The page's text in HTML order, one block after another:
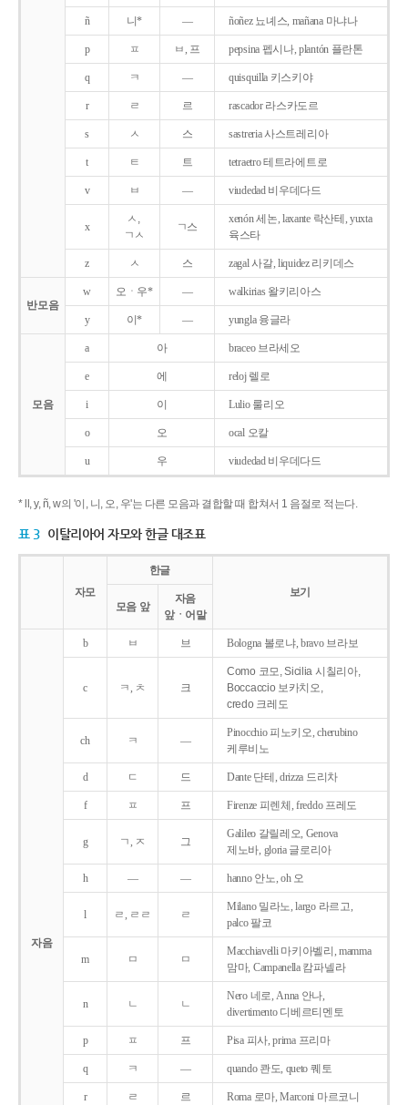
ñ 니* ― ñoñez 뇨녜스, mañana 마냐나
p ㅍ ㅂ, 프 pepsina 펩시나, plantón 플란톤
q ㅋ ― quisquilla 키스키야
r ㄹ 르 rascador 라스카도르
s ㅅ 스 sastreria 사스트레리아
t ㅌ 트 tetraetro 테트라에트로
v ㅂ ― viudedad 비우데다드
x
ㅅ,
ㄱㅅ
ㄱ스
xenón 세논, laxante 락산테, yuxta
육스타
z ㅅ 스 zagal 사갈, liquidez 리키데스
반모음
w 오ㆍ우* ― walkirias 왈키리아스
y 이* ― yungla 융글라
모음
a 아 braceo 브라세오
e 에 reloj 렐로
i 이 Lulio 룰리오
o 오 ocal 오칼
u 우 viudedad 비우데다드
* ll, y, ñ, w의 '이, 니, 오, 우'는 다른 모음과 결합할 때 합쳐서 1 음절로 적는다.
표 3 이탈리아어 자모와 한글 대조표
자모
한글
보기
모음 앞
자음
앞ㆍ어말
자음
b ㅂ 브 Bologna 볼로냐, bravo 브라보
c ㅋ, ㅊ 크
Como 코모, Sicilia 시칠리아,
Boccaccio 보카치오,
credo 크레도
ch ㅋ ―
Pinocchio 피노키오, cherubino
케루비노
d ㄷ 드 Dante 단테, drizza 드리차
f ㅍ 프 Firenze 피렌체, freddo 프레도
g ㄱ, ㅈ 그
Galileo 갈릴레오, Genova
제노바, gloria 글로리아
h ― ― hanno 안노, oh 오
l ㄹ, ㄹㄹ ㄹ
Milano 밀라노, largo 라르고,
palco 팔코
m ㅁ ㅁ
Macchiavelli 마키아벨리, mamma
맘마, Campanella 캄파넬라
n ㄴ ㄴ
Nero 네로, Anna 안나,
divertimento 디베르티멘토
p ㅍ 프 Pisa 피사, prima 프리마
q ㅋ ― quando 콴도, queto 퀘토
r ㄹ 르 Roma 로마, Marconi 마르코니